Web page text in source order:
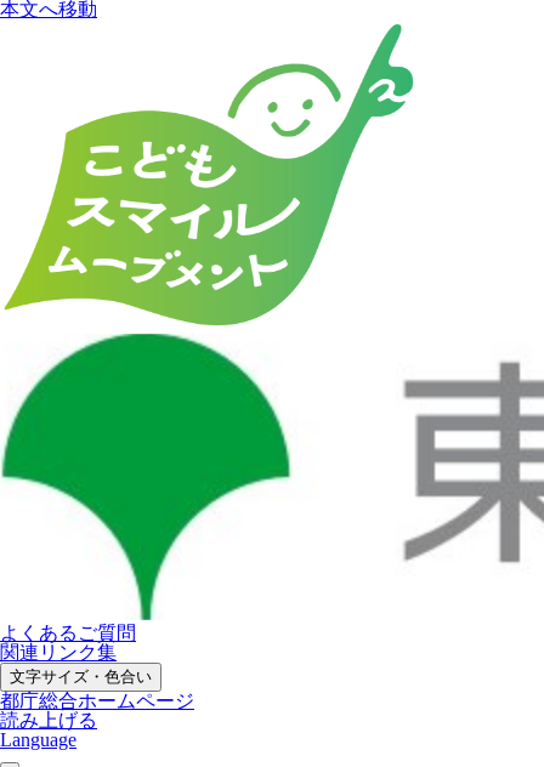
本文へ移動
よくあるご質問
関連リンク集
文字サイズ・色合い
都庁総合ホームページ
読み上げる
Language